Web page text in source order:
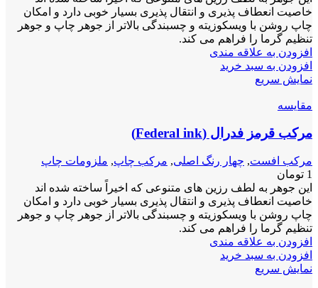
خاصیت انعطاف پذیری و انتقال پذیری بسیار خوبی دارد و امکان
چاپ روشن با ویسکوزیته و چسبندگی بالاتر از جوهر چاپ و جوهر
تنظیم گرما را فراهم می کند.
افزودن به علاقه مندی
افزودن به سبد خرید
نمایش سریع
مقايسه
مرکب قرمز فدرال (Federal ink)
مرکب افست, چهار رنگ اصلی, مرکب چاپ, ملزومات چاپ
1 تومان
این جوهر به لطف رزین های متنوعی که اخیراً ساخته شده اند
خاصیت انعطاف پذیری و انتقال پذیری بسیار خوبی دارد و امکان
چاپ روشن با ویسکوزیته و چسبندگی بالاتر از جوهر چاپ و جوهر
تنظیم گرما را فراهم می کند.
افزودن به علاقه مندی
افزودن به سبد خرید
نمایش سریع